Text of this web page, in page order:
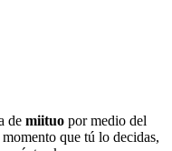
de miituo por medio del
que tú lo decidas,